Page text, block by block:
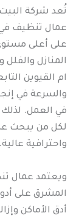
تُعد شركة
عمال تنظيف
على أعلى
المنازل
ام القيوين
والسرعة في
في العمل.
لكل من يبحث
واحترافية عالية.
ويعتمد عمال
المشرق على
أدق الأماكن